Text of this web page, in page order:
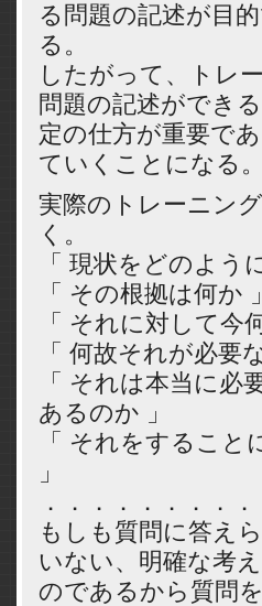
る問題の記述が目
る。
したがって、トレ
問題の記述ができ
定の仕方が重要で
ていくことになる。
実際のトレーニン
く。
「 現状をどのよう
「 その根拠は何か 」
「 それに対して今
「 何故それが必要
「 それは本当に
あるのか 」
「 それをするこ
」
．．．．．．．．
もしも質問に答え
いない、明確な考
のであるから質問